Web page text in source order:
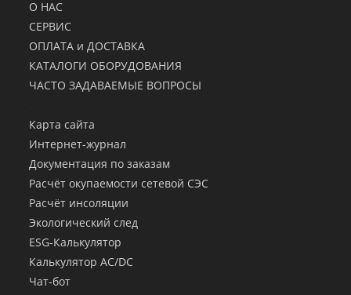
О НАС
СЕРВИС
ОПЛАТА и ДОСТАВКА
КАТАЛОГИ ОБОРУДОВАНИЯ
ЧАСТО ЗАДАВАЕМЫЕ ВОПРОСЫ
Карта сайта
Интернет-журнал
Документация по заказам
Расчёт окупаемости сетевой СЭС
Расчёт инсоляции
Экологический след
ESG-Калькулятор
Калькулятор AC/DC
Чат-бот